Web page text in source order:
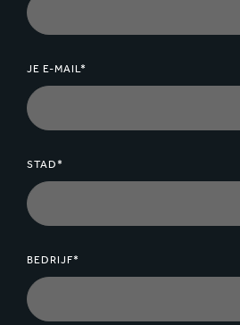
JE E-MAIL*
STAD*
BEDRIJF*